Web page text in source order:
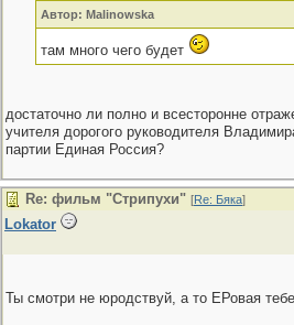
Автор: Malinowska
там много чего будет
достаточно ли полно и всесторонне
учителя дорогого руководителя
партии Единая Россия?
Re: фильм "Стрипухи" [Re: Бяка]
Lokator
Ты смотри не юродствуй, а то ЕРовая